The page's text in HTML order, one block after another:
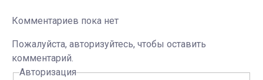
Комментариев пока нет
Пожалуйста, авторизуйтесь, чтобы оставить
комментарий.
Авторизация